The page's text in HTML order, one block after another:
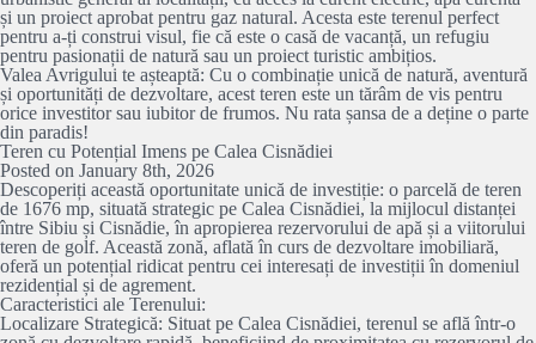
și un proiect aprobat pentru gaz natural. Acesta este terenul perfect
pentru a-ți construi visul, fie că este o casă de vacanță, un refugiu
pentru pasionații de natură sau un proiect turistic ambițios.
Valea Avrigului te așteaptă: Cu o combinație unică de natură, aventură
și oportunități de dezvoltare, acest teren este un tărâm de vis pentru
orice investitor sau iubitor de frumos. Nu rata șansa de a deține o parte
din paradis!
Teren cu Potențial Imens pe Calea Cisnădiei
Posted on January 8th, 2026
Descoperiți această oportunitate unică de investiție: o parcelă de teren
de 1676 mp, situată strategic pe Calea Cisnădiei, la mijlocul distanței
între Sibiu și Cisnădie, în apropierea rezervorului de apă și a viitorului
teren de golf. Această zonă, aflată în curs de dezvoltare imobiliară,
oferă un potențial ridicat pentru cei interesați de investiții în domeniul
rezidențial și de agrement.
Caracteristici ale Terenului:
Localizare Strategică: Situat pe Calea Cisnădiei, terenul se află într-o